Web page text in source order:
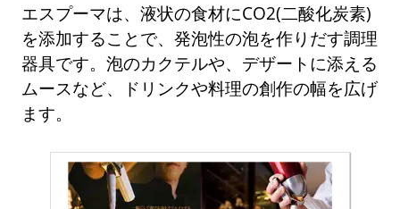
エスプーマは、液状の食材にCO2(二酸化炭素)
を添加することで、発泡性の泡を作りだす調理
器具です。泡のカクテルや、デザートに添える
ムースなど、ドリンクや料理の創作の幅を広げ
ます。